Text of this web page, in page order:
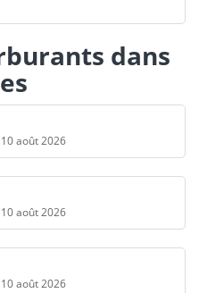
dans
août 2026
août 2026
août 2026